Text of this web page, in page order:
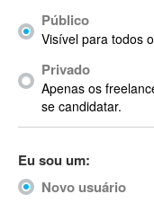
Acrobat X
ACT
Actian
Actimize
ActionScript 3
Active Directory
Público
Visível para todos
Privado
Apenas os
se candidatar.
Eu sou um:
Novo usuário